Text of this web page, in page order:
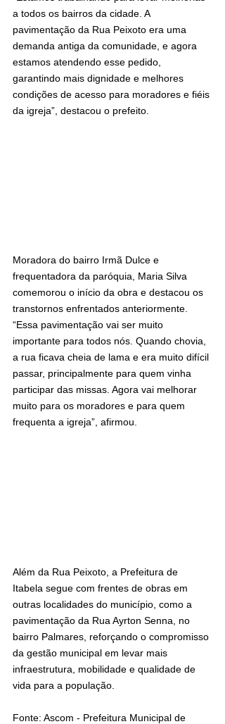
a todos os bairros da cidade. A
pavimentação da Rua Peixoto era uma
demanda antiga da comunidade, e agora
estamos atendendo esse pedido,
garantindo mais dignidade e melhores
condições de acesso para moradores e fiéis
da igreja”, destacou o prefeito.
Moradora do bairro Irmã Dulce e
frequentadora da paróquia, Maria Silva
comemorou o início da obra e destacou os
transtornos enfrentados anteriormente.
“Essa pavimentação vai ser muito
importante para todos nós. Quando chovia,
a rua ficava cheia de lama e era muito difícil
passar, principalmente para quem vinha
participar das missas. Agora vai melhorar
muito para os moradores e para quem
frequenta a igreja”, afirmou.
Além da Rua Peixoto, a Prefeitura de
Itabela segue com frentes de obras em
outras localidades do município, como a
pavimentação da Rua Ayrton Senna, no
bairro Palmares, reforçando o compromisso
da gestão municipal em levar mais
infraestrutura, mobilidade e qualidade de
vida para a população.
Fonte: Ascom - Prefeitura Municipal de